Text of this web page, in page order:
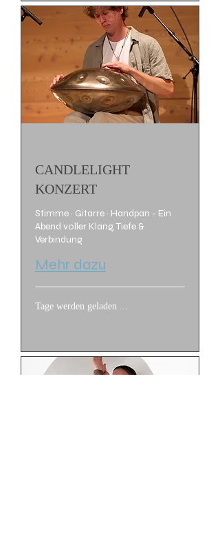
CANDLELIGHT
KONZERT
Stimme · Gitarre · Handpan - Ein
Abend voller Klang, Tiefe &
Verbindung
Mehr dazu
Tage werden geladen ...